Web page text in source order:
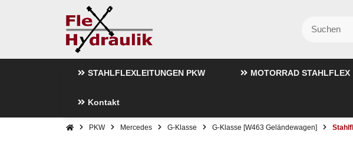
STAHLFLEXLEITUNGEN PKW MOTORRAD STAHLFLEX
Kontakt
PKW Mercedes G-Klasse G-Klasse [W463 Geländewagen]